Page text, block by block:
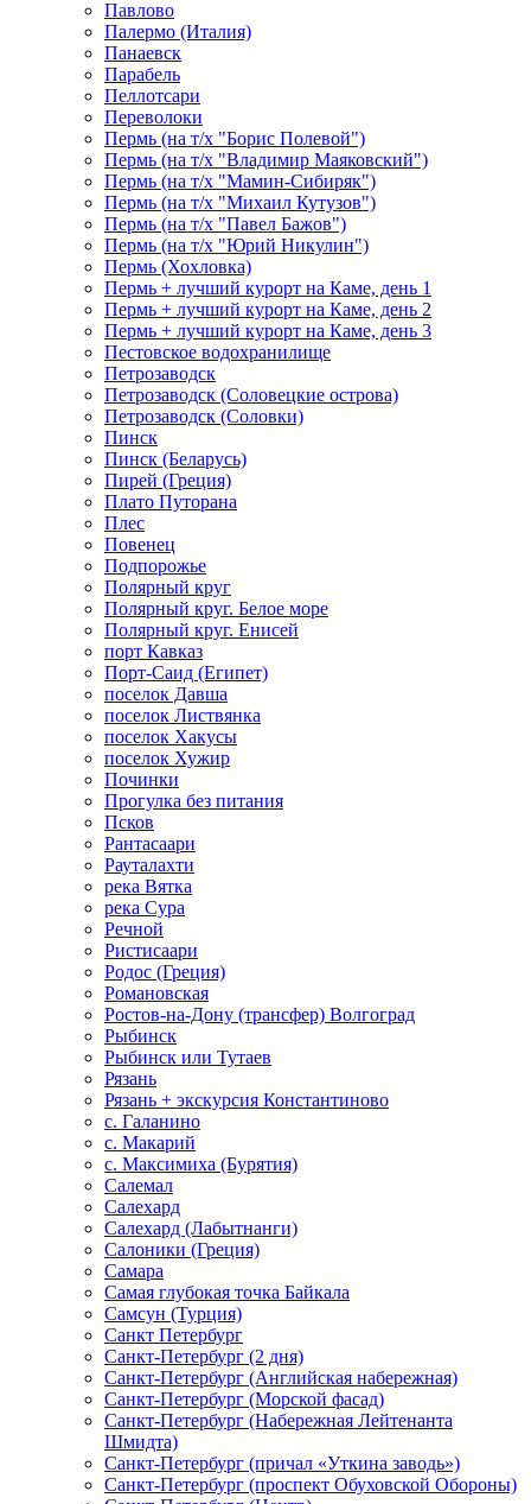
Павлово
Палермо (Италия)
Панаевск
Парабель
Пеллотсари
Переволоки
Пермь (на т/х "Борис Полевой")
Пермь (на т/х "Владимир Маяковский")
Пермь (на т/х "Мамин-Сибиряк")
Пермь (на т/х "Михаил Кутузов")
Пермь (на т/х "Павел Бажов")
Пермь (на т/х "Юрий Никулин")
Пермь (Хохловка)
Пермь + лучший курорт на Каме, день 1
Пермь + лучший курорт на Каме, день 2
Пермь + лучший курорт на Каме, день 3
Пестовское водохранилище
Петрозаводск
Петрозаводск (Соловецкие острова)
Петрозаводск (Соловки)
Пинск
Пинск (Беларусь)
Пирей (Греция)
Плато Путорана
Плес
Повенец
Подпорожье
Полярный круг
Полярный круг. Белое море
Полярный круг. Енисей
порт Кавказ
Порт-Саид (Египет)
поселок Давша
поселок Листвянка
поселок Хакусы
поселок Хужир
Починки
Прогулка без питания
Псков
Рантасаари
Рауталахти
река Вятка
река Сура
Речной
Ристисаари
Родос (Греция)
Романовская
Ростов-на-Дону (трансфер) Волгоград
Рыбинск
Рыбинск или Тутаев
Рязань
Рязань + экскурсия Константиново
с. Галанино
с. Макарий
с. Максимиха (Бурятия)
Салемал
Салехард
Салехард (Лабытнанги)
Салоники (Греция)
Самара
Самая глубокая точка Байкала
Самсун (Турция)
Санкт Петербург
Санкт-Петербург (2 дня)
Санкт-Петербург (Английская набережная)
Санкт-Петербург (Морской фасад)
Санкт-Петербург (Набережная Лейтенанта
Шмидта)
Санкт-Петербург (причал «Уткина заводь»)
Санкт-Петербург (проспект Обуховской Обороны)